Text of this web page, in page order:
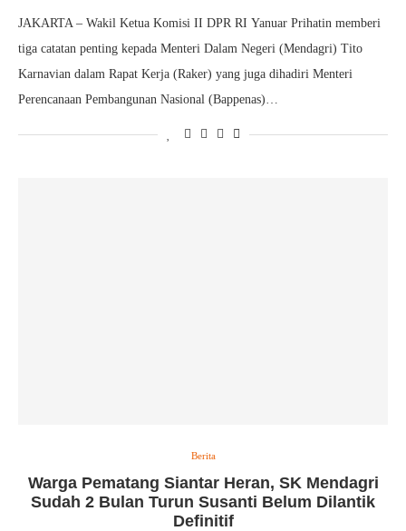
JAKARTA – Wakil Ketua Komisi II DPR RI Yanuar Prihatin memberi
tiga catatan penting kepada Menteri Dalam Negeri (Mendagri) Tito
Karnavian dalam Rapat Kerja (Raker) yang juga dihadiri Menteri
Perencanaan Pembangunan Nasional (Bappenas)…
Berita
Warga Pematang Siantar Heran, SK Mendagri
Sudah 2 Bulan Turun Susanti Belum Dilantik
Definitif